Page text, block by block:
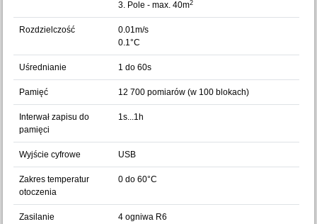
3. Pole - max. 40m2
Rozdzielczość
0.01m/s
0.1°C
Uśrednianie 1 do 60s
Pamięć 12 700 pomiarów (w 100 blokach)
Interwał zapisu do
pamięci
1s...1h
Wyjście cyfrowe USB
Zakres temperatur
otoczenia
0 do 60°C
Zasilanie 4 ogniwa R6